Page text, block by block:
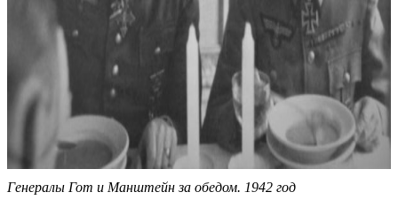
Генералы Гот и Манштейн за обедом. 1942 год